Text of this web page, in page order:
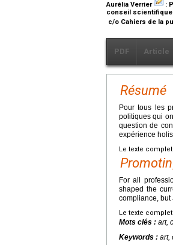
Aurélia Verrier
:
conseil scientifique
c/o Cahiers de la
PDF Article
Résumé
Pour tous les
politiques qui
question de
expérience
Le texte
For all
shaped the
compliance, but
Le texte
Mots clés : art,
Keywords : art,